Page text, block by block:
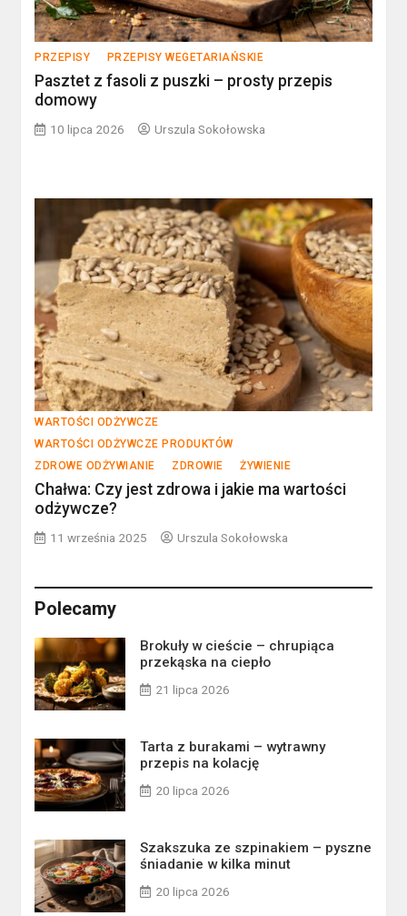
PRZEPISY PRZEPISY WEGETARIAŃSKIE
Pasztet z fasoli z puszki – prosty przepis
domowy
10 lipca 2026 Urszula Sokołowska
WARTOŚCI ODŻYWCZE
WARTOŚCI ODŻYWCZE PRODUKTÓW
ZDROWE ODŻYWIANIE
ZDROWIE ŻYWIENIE
Chałwa: Czy jest zdrowa i jakie ma wartości
odżywcze?
11 września 2025 Urszula Sokołowska
Polecamy
Brokuły w cieście – chrupiąca
przekąska na ciepło
21 lipca 2026
Tarta z burakami – wytrawny
przepis na kolację
20 lipca 2026
Szakszuka ze szpinakiem – pyszne
śniadanie w kilka minut
20 lipca 2026